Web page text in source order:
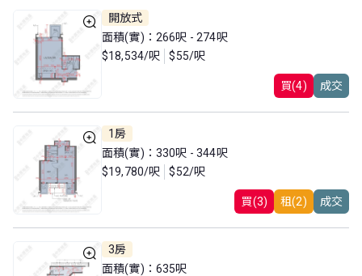
開放式
面積(實)：266呎 - 274呎
$18,534/呎
$55/呎
買(4) 成交
1房
面積(實)：330呎 - 344呎
$19,780/呎
$52/呎
買(3) 租(2) 成交
3房
面積(實)：635呎